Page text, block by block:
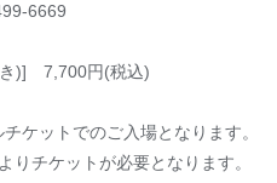
6669
き)] 7,700円(税込)
ケットでのご入場となります。
チケットが必要となります。